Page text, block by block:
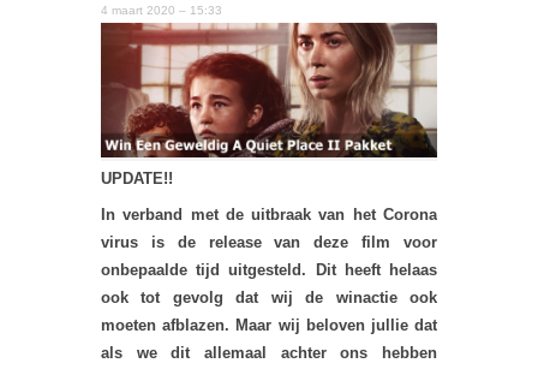
4 maart 2020 – 15:33
UPDATE!!
In verband met de uitbraak van het Corona
virus is de release van deze film voor
onbepaalde tijd uitgesteld. Dit heeft helaas
ook tot gevolg dat wij de winactie ook
moeten afblazen. Maar wij beloven jullie dat
als we dit allemaal achter ons hebben